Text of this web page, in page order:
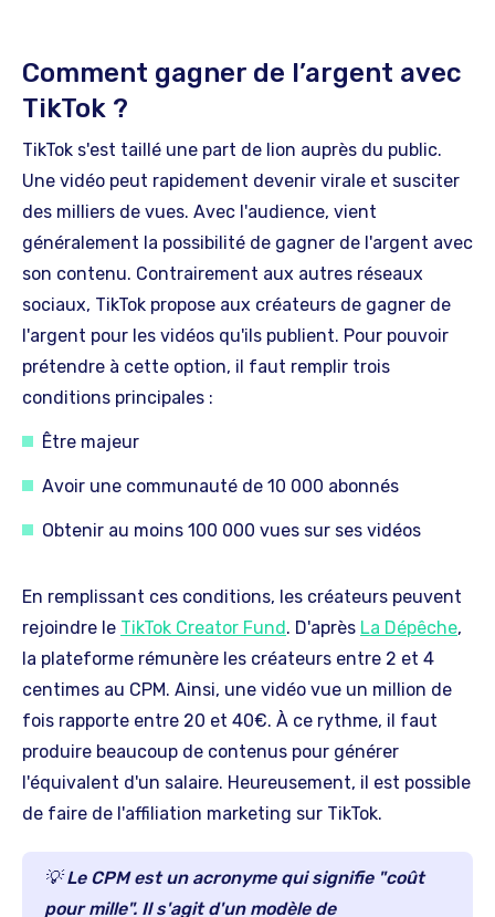
Comment gagner de l’argent avec
TikTok ?
TikTok s'est taillé une part de lion auprès du public.
Une vidéo peut rapidement devenir virale et susciter
des milliers de vues. Avec l'audience, vient
généralement la possibilité de gagner de l'argent avec
son contenu. Contrairement aux autres réseaux
sociaux, TikTok propose aux créateurs de gagner de
l'argent pour les vidéos qu'ils publient. Pour pouvoir
prétendre à cette option, il faut remplir trois
conditions principales :
Être majeur
Avoir une communauté de 10 000 abonnés
Obtenir au moins 100 000 vues sur ses vidéos
En remplissant ces conditions, les créateurs peuvent
rejoindre le TikTok Creator Fund. D'après La Dépêche,
la plateforme rémunère les créateurs entre 2 et 4
centimes au CPM. Ainsi, une vidéo vue un million de
fois rapporte entre 20 et 40€. À ce rythme, il faut
produire beaucoup de contenus pour générer
l'équivalent d'un salaire. Heureusement, il est possible
de faire de l'affiliation marketing sur TikTok.
💡 Le CPM est un acronyme qui signifie "coût
pour mille". Il s'agit d'un modèle de